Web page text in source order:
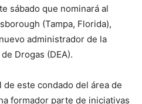
sábado que nominará al
(Tampa, Florida),
administrador de la
Drogas (DEA).
este condado del área de
formador parte de iniciativas